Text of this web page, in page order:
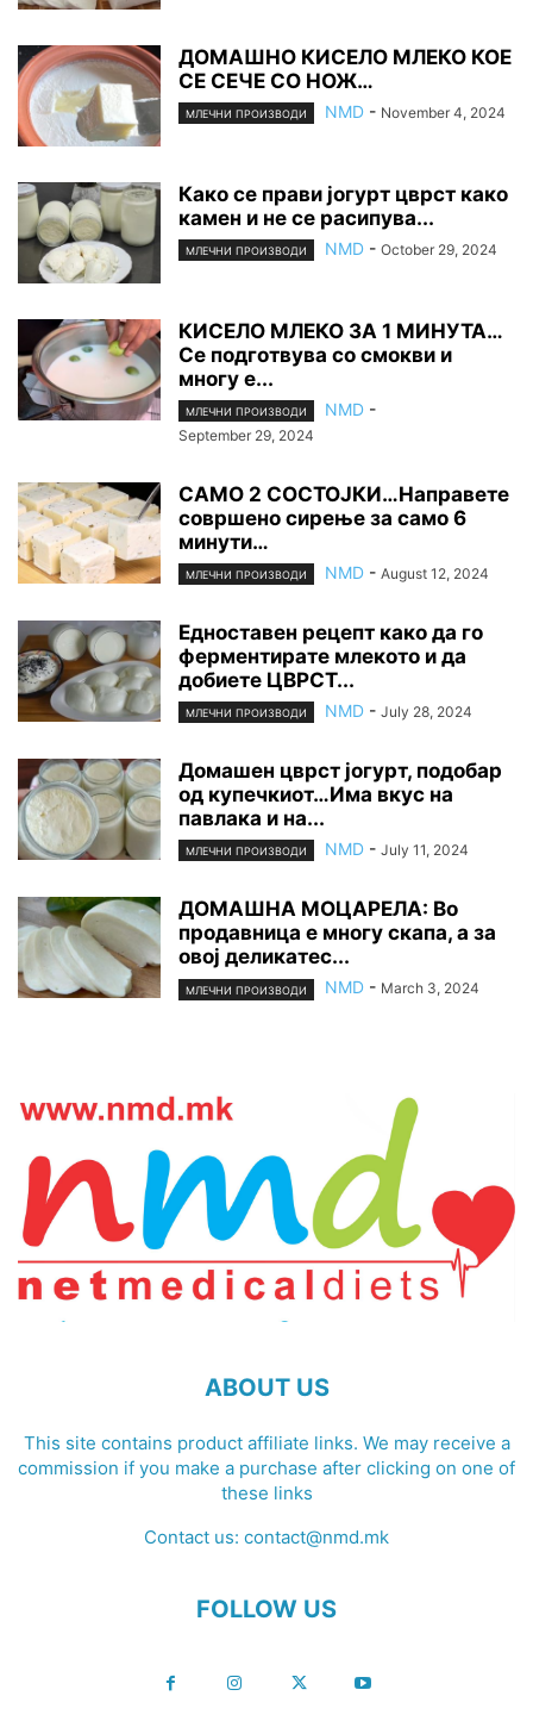
ДОМАШНО КИСЕЛО МЛЕКО КОЕ
СЕ СЕЧЕ СО НОЖ…
МЛЕЧНИ ПРОИЗВОДИ NMD - November 4, 2024
Како се прави јогурт цврст како
камен и не се расипува...
МЛЕЧНИ ПРОИЗВОДИ NMD - October 29, 2024
КИСЕЛО МЛЕКО ЗА 1 МИНУТА…
Се подготвува со смокви и
многу е...
МЛЕЧНИ ПРОИЗВОДИ NMD -
September 29, 2024
САМО 2 СОСТОЈКИ…Направете
совршено сирење за само 6
минути…
МЛЕЧНИ ПРОИЗВОДИ NMD - August 12, 2024
Едноставен рецепт како да го
ферментирате млекото и да
добиете ЦВРСТ...
МЛЕЧНИ ПРОИЗВОДИ NMD - July 28, 2024
Домашен цврст јогурт, подобар
од купечкиот…Има вкус на
павлака и на...
МЛЕЧНИ ПРОИЗВОДИ NMD - July 11, 2024
ДОМАШНА МОЦАРЕЛА: Во
продавница е многу скапа, а за
овој деликатес...
МЛЕЧНИ ПРОИЗВОДИ NMD - March 3, 2024
ABOUT US
This site contains product affiliate links. We may receive a
commission if you make a purchase after clicking on one of
these links
Contact us: contact@nmd.mk
FOLLOW US